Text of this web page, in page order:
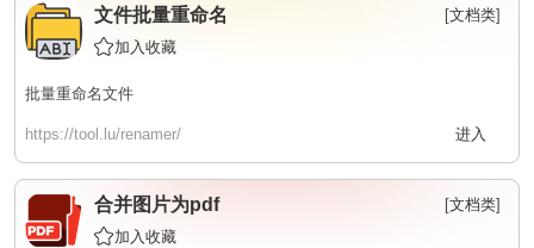
文件批量重命名 [文档类]
加入收藏
批量重命名文件
https://tool.lu/renamer/ 进入
合并图片为pdf [文档类]
加入收藏